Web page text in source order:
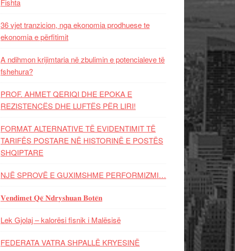
Fishta
36 vjet tranzicion, nga ekonomia prodhuese te
ekonomia e përfitimit
A ndihmon krijimtaria në zbulimin e potencialeve të
fshehura?
PROF. AHMET QERIQI DHE EPOKA E
REZISTENCЁS DHE LUFTЁS PЁR LIRI!
FORMAT ALTERNATIVE TË EVIDENTIMIT TË
TARIFËS POSTARE NË HISTORINË E POSTËS
SHQIPTARE
NJË SPROVË E GUXIMSHME PERFORMIZMI…
𝐕𝐞𝐧𝐝𝐢𝐦𝐞𝐭 𝐐𝐞̈ 𝐍𝐝𝐫𝐲𝐬𝐡𝐮𝐚𝐧 𝐁𝐨𝐭𝐞̈𝐧
Lek Gjolaj – kalorësi fisnik i Malësisë
FEDERATA VATRA SHPALLË KRYESINË